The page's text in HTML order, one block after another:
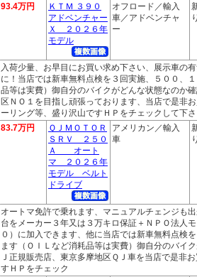
93.4万円
ＫＴＭ ３９０
アドベンチャー
Ｘ ２０２６年
モデル
オフロード／輸入
車／アドベンチャ
ー
入荷少量、お早目にお買い求め下さい、展示車の
に！当店では新車無料点検を３回実施、５００、
品等は実費）御自分のバイクがどんな状態なのか
区ＮＯ１を目指し頑張っております、当店で是非
ーリング等、盛り沢山ですＨＰをチェックして下
83.7万円
ＱＪＭＯＴＯＲ
ＳＲＶ ２５０
Ａ オート
マ ２０２６年
モデル ベルト
ドライブ
アメリカン／輸入
車
オートマ免許で乗れます、マニュアルチェンジも
台をメーカー３年又は３万キロ保証＋ＮＰＯ法人
０）に加入できます、他に当店では新車無料点検
ます（ＯＩＬなど消耗品等は実費）御自分のバイ
Ｊ正規販売店、東京多摩地区ＱＪ車を当店で是非
すＨＰをチェック